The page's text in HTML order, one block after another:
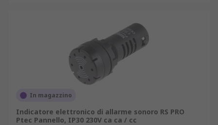
In magazzino
Indicatore elettronico di allarme sonoro RS PRO
Ptec Pannello, IP30 230V ca ca / cc